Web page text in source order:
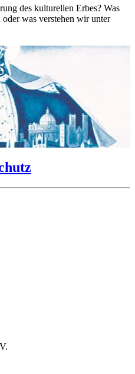
des kulturellen Erbes? Was
was verstehen wir unter